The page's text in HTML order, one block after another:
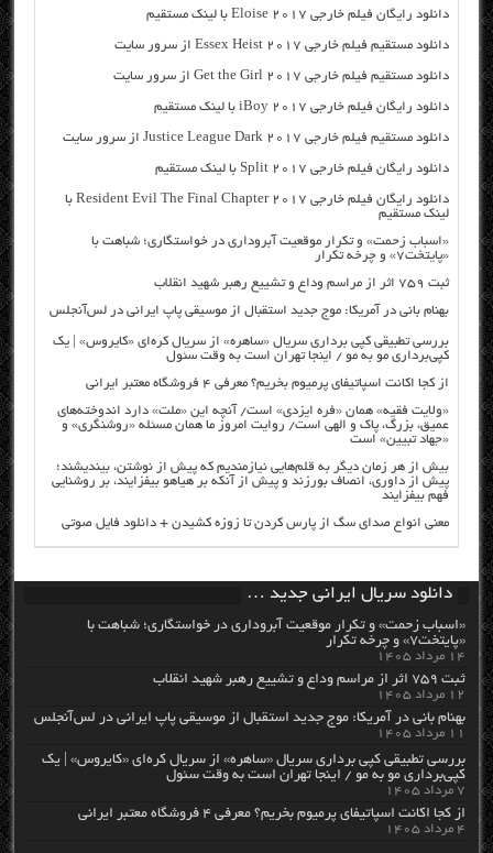
دانلود رایگان فیلم خارجی Eloise 2017 با لینک مستقیم
دانلود مستقیم فیلم خارجی Essex Heist 2017 از سرور سایت
دانلود مستقیم فیلم خارجی Get the Girl 2017 از سرور سایت
دانلود رایگان فیلم خارجی iBoy 2017 با لینک مستقیم
دانلود مستقیم فیلم خارجی Justice League Dark 2017 از سرور سایت
دانلود رایگان فیلم خارجی Split 2017 با لینک مستقیم
دانلود رایگان فیلم خارجی Resident Evil The Final Chapter 2017 با
لینک مستقیم
«اسباب زحمت» و تکرار موقعیت آبروداری در خواستگاری؛ شباهت با
«پایتخت۷» و چرخه تکرار
ثبت ۷۵۹ اثر از مراسم وداع و تشییع رهبر شهید انقلاب
بهنام بانی در آمریکا: موج جدید استقبال از موسیقی پاپ ایرانی در لس‌آنجلس
بررسی تطبیقی کپی برداری سریال «ساهره» از سریال کره‌ای «کایروس» | یک
کپی‌برداری مو به مو / اینجا تهران است به وقت سئول
از کجا اکانت اسپاتیفای پرمیوم بخریم؟ معرفی ۴ فروشگاه معتبر ایرانی
«ولایت فقیه» همان «فره ایزدی» است/ آنچه این «ملت» دارد اندوخته‌های
عمیق، بزرگ، پاک و الهی است/ روایت امروز ما همان مسئله «روشنگری» و
«جهاد تبیین» است
بیش از هر زمان دیگر به قلم‌هایی نیازمندیم که پیش از نوشتن، بیندیشند؛
پیش از داوری، انصاف بورزند و پیش از آنکه بر هیاهو بیفزایند، بر روشنایی
فهم بیفزایند
معنی انواع صدای سگ از پارس کردن تا زوزه کشیدن + دانلود فایل صوتی
دانلود سریال ایرانی جدید …
«اسباب زحمت» و تکرار موقعیت آبروداری در خواستگاری؛ شباهت با
«پایتخت۷» و چرخه تکرار
۱۴ مرداد ۱۴۰۵
ثبت ۷۵۹ اثر از مراسم وداع و تشییع رهبر شهید انقلاب
۱۲ مرداد ۱۴۰۵
بهنام بانی در آمریکا: موج جدید استقبال از موسیقی پاپ ایرانی در لس‌آنجلس
۱۱ مرداد ۱۴۰۵
بررسی تطبیقی کپی برداری سریال «ساهره» از سریال کره‌ای «کایروس» | یک
کپی‌برداری مو به مو / اینجا تهران است به وقت سئول
۷ مرداد ۱۴۰۵
از کجا اکانت اسپاتیفای پرمیوم بخریم؟ معرفی ۴ فروشگاه معتبر ایرانی
۴ مرداد ۱۴۰۵